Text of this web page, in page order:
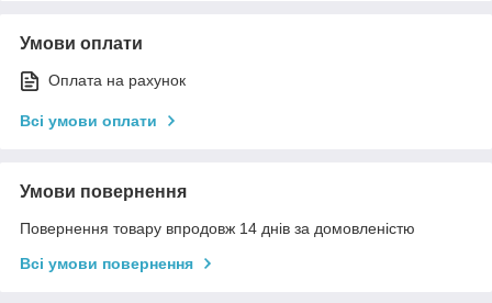
Умови оплати
Оплата на рахунок
Всі умови оплати
Умови повернення
Повернення товару впродовж 14 днів за домовленістю
Всі умови повернення